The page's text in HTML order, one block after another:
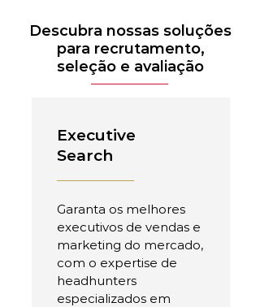
Descubra nossas soluções
para recrutamento,
seleção e avaliação
Executive
Search
Garanta os melhores
executivos de vendas e
marketing do mercado,
com o expertise de
headhunters
especializados em